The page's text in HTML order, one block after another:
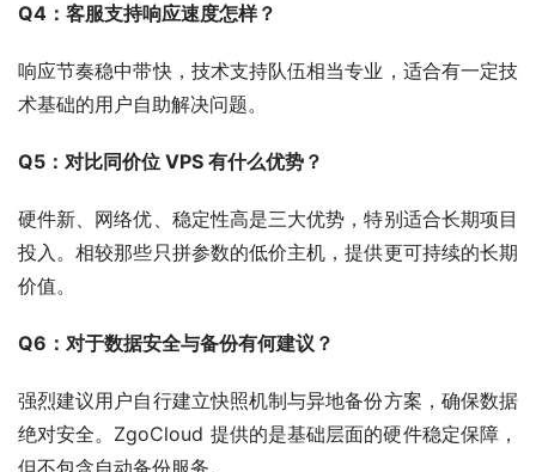
Q4：客服支持响应速度怎样？
响应节奏稳中带快，技术支持队伍相当专业，适合有一定技
术基础的用户自助解决问题。
Q5：对比同价位 VPS 有什么优势？
硬件新、网络优、稳定性高是三大优势，特别适合长期项目
投入。相较那些只拼参数的低价主机，提供更可持续的长期
价值。
Q6：对于数据安全与备份有何建议？
强烈建议用户自行建立快照机制与异地备份方案，确保数据
绝对安全。ZgoCloud 提供的是基础层面的硬件稳定保障，